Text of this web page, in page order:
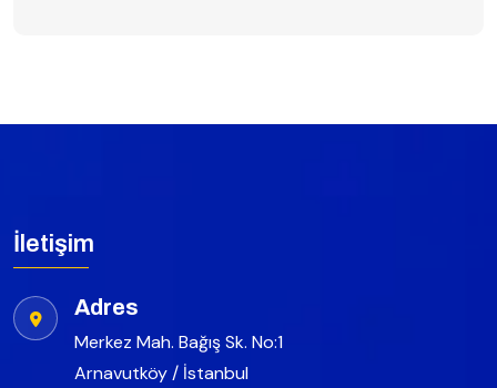
İletişim
Adres
Merkez Mah. Bağış Sk. No:1
Arnavutköy / İstanbul